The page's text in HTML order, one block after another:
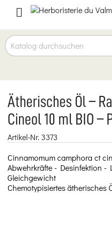

Ätherisches Öl –
Cineol 10 ml BIO –
Artikel-Nr. 3373
Cinnamomum camphora ct
Abwehrkräfte - Desinfektion -
Gleichgewicht
Chemotypisiertes ätherisches